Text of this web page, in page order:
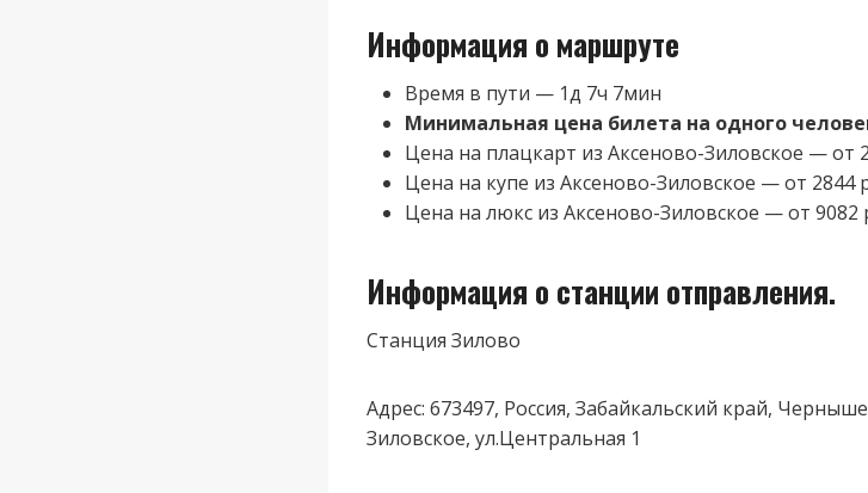
Информация о маршруте
Время в пути — 1д 7ч 7мин
Минимальная цена билета на одного
Цена на плацкарт из Аксеново-Зиловское — от
Цена на купе из Аксеново-Зиловское — от 2844
Цена на люкс из Аксеново-Зиловское — от 9082
Информация о станции отправления.
Станция Зилово
Адрес: 673497, Россия, Забайкальский край,
Зиловское, ул.Центральная 1